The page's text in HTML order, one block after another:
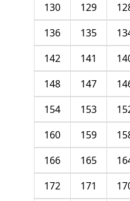
129
130
135
136
141
142
147
148
153
154
159
160
165
166
171
172